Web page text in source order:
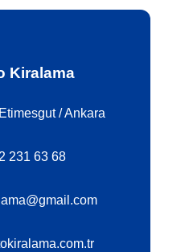
Kiralama
/ Ankara
231 63 68